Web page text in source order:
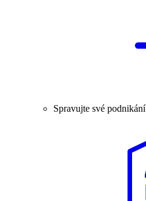
Spravujte své podnikání